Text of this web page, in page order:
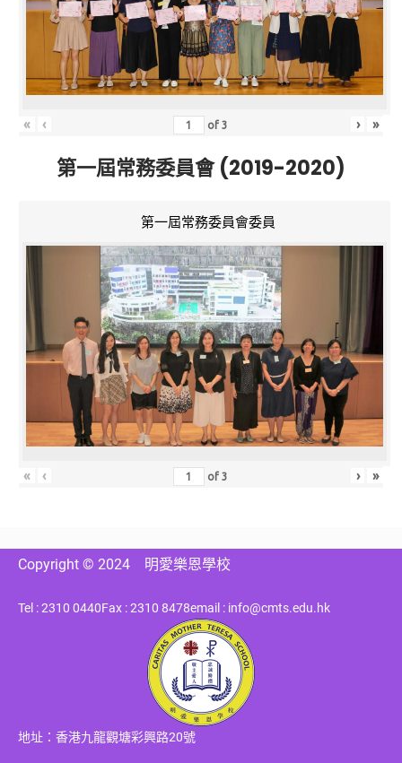
« ‹ of3 › »
第一屆常務委員會 (2019-2020)
第一屆常務委員會委員
« ‹ of3 › »
Copyright © 2024 明愛樂恩學校
Tel : 2310 0440Fax : 2310 8478email : info@cmts.edu.hk
地址：香港九龍觀塘彩興路20號